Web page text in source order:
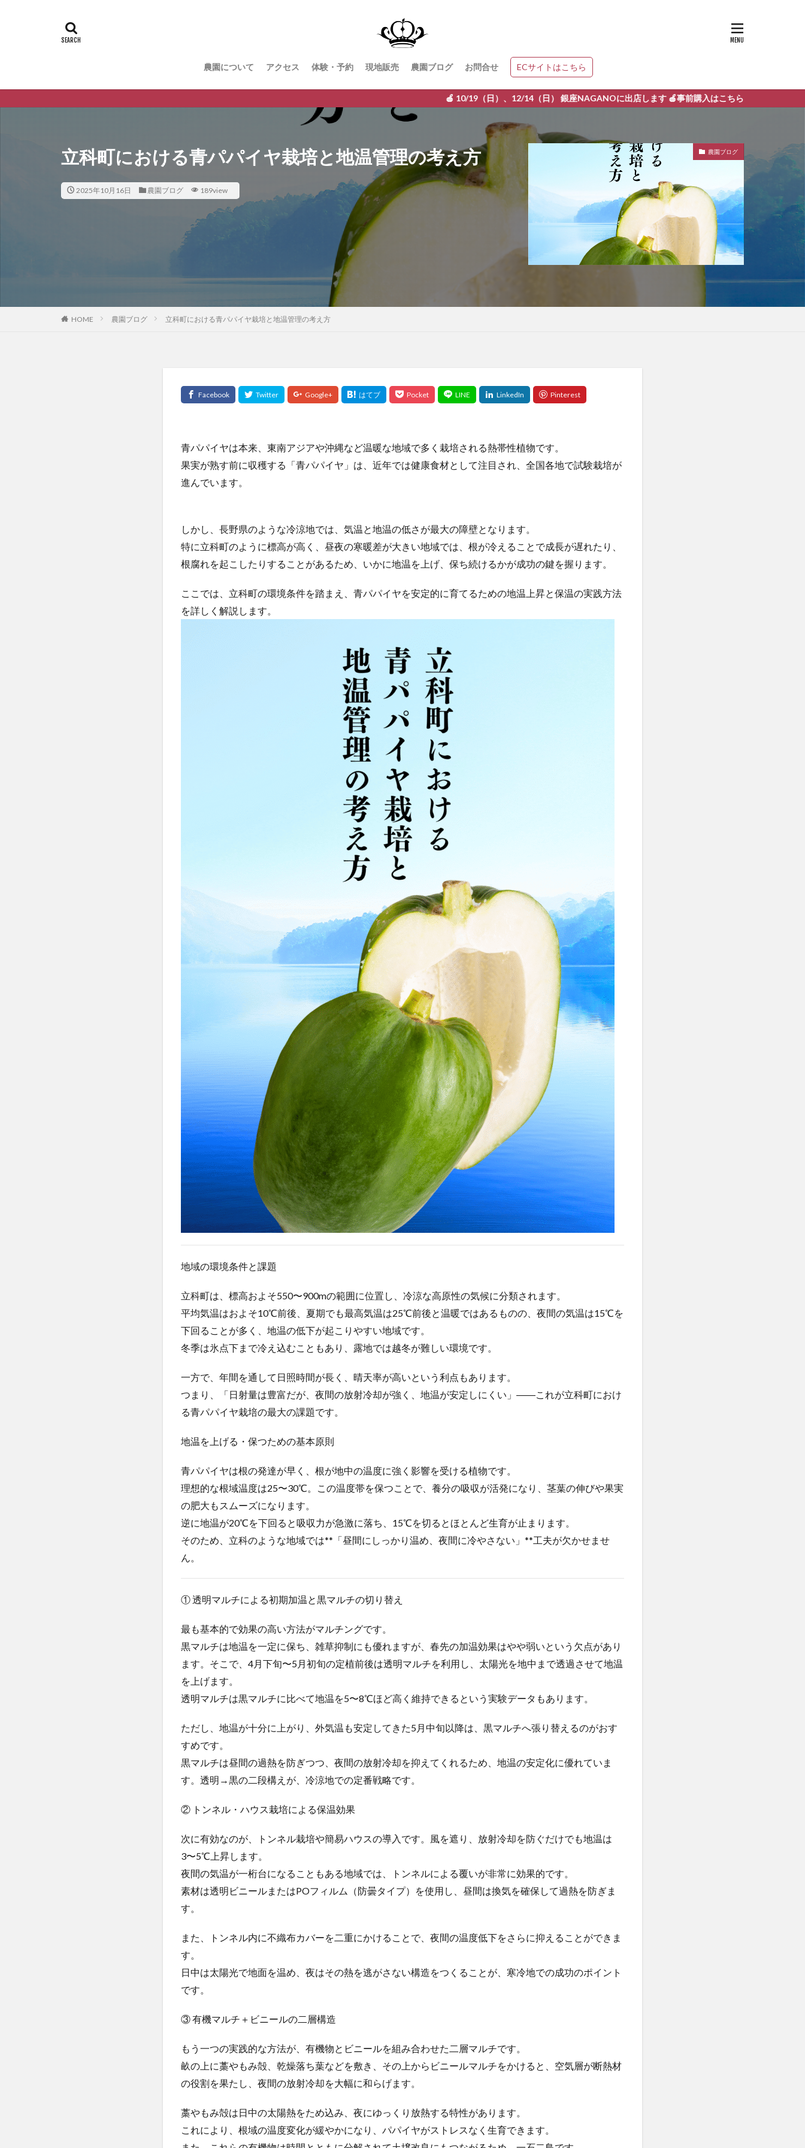
農園について アクセス 体験・予約 現地販売 農園ブログ お問合せ ECサイトはこちら
🍎 10/19（日）、12/14（日） 銀座NAGANOに出店します 🍎事前購入はこちら
立科町における青パパイヤ栽培と地温管理の考え方
2025年10月16日 農園ブログ 189view
農園ブログ
HOME 農園ブログ 立科町における青パパイヤ栽培と地温管理の考え方
青パパイヤは本来、東南アジアや沖縄など温暖な地域で多く栽培される熱帯性植物です。
果実が熟す前に収穫する「青パパイヤ」は、近年では健康食材として注目され、全国各地で試験栽培が
進んでいます。
しかし、長野県のような冷涼地では、気温と地温の低さが最大の障壁となります。
特に立科町のように標高が高く、昼夜の寒暖差が大きい地域では、根が冷えることで成長が遅れたり、
根腐れを起こしたりすることがあるため、いかに地温を上げ、保ち続けるかが成功の鍵を握ります。
ここでは、立科町の環境条件を踏まえ、青パパイヤを安定的に育てるための地温上昇と保温の実践方法
を詳しく解説します。
地域の環境条件と課題
立科町は、標高およそ550〜900mの範囲に位置し、冷涼な高原性の気候に分類されます。
平均気温はおよそ10℃前後、夏期でも最高気温は25℃前後と温暖ではあるものの、夜間の気温は15℃を
下回ることが多く、地温の低下が起こりやすい地域です。
冬季は氷点下まで冷え込むこともあり、露地では越冬が難しい環境です。
一方で、年間を通して日照時間が長く、晴天率が高いという利点もあります。
つまり、「日射量は豊富だが、夜間の放射冷却が強く、地温が安定しにくい」――これが立科町におけ
る青パパイヤ栽培の最大の課題です。
地温を上げる・保つための基本原則
青パパイヤは根の発達が早く、根が地中の温度に強く影響を受ける植物です。
理想的な根域温度は25〜30℃。この温度帯を保つことで、養分の吸収が活発になり、茎葉の伸びや果実
の肥大もスムーズになります。
逆に地温が20℃を下回ると吸収力が急激に落ち、15℃を切るとほとんど生育が止まります。
そのため、立科のような地域では**「昼間にしっかり温め、夜間に冷やさない」**工夫が欠かせませ
ん。
① 透明マルチによる初期加温と黒マルチの切り替え
最も基本的で効果の高い方法がマルチングです。
黒マルチは地温を一定に保ち、雑草抑制にも優れますが、春先の加温効果はやや弱いという欠点があり
ます。そこで、4月下旬〜5月初旬の定植前後は透明マルチを利用し、太陽光を地中まで透過させて地温
を上げます。
透明マルチは黒マルチに比べて地温を5〜8℃ほど高く維持できるという実験データもあります。
ただし、地温が十分に上がり、外気温も安定してきた5月中旬以降は、黒マルチへ張り替えるのがおす
すめです。
黒マルチは昼間の過熱を防ぎつつ、夜間の放射冷却を抑えてくれるため、地温の安定化に優れていま
す。透明→黒の二段構えが、冷涼地での定番戦略です。
② トンネル・ハウス栽培による保温効果
次に有効なのが、トンネル栽培や簡易ハウスの導入です。風を遮り、放射冷却を防ぐだけでも地温は
3〜5℃上昇します。
夜間の気温が一桁台になることもある地域では、トンネルによる覆いが非常に効果的です。
素材は透明ビニールまたはPOフィルム（防曇タイプ）を使用し、昼間は換気を確保して過熱を防ぎま
す。
また、トンネル内に不織布カバーを二重にかけることで、夜間の温度低下をさらに抑えることができま
す。
日中は太陽光で地面を温め、夜はその熱を逃がさない構造をつくることが、寒冷地での成功のポイント
です。
③ 有機マルチ＋ビニールの二層構造
もう一つの実践的な方法が、有機物とビニールを組み合わせた二層マルチです。
畝の上に藁やもみ殻、乾燥落ち葉などを敷き、その上からビニールマルチをかけると、空気層が断熱材
の役割を果たし、夜間の放射冷却を大幅に和らげます。
藁やもみ殻は日中の太陽熱をため込み、夜にゆっくり放熱する特性があります。
これにより、根域の温度変化が緩やかになり、パパイヤがストレスなく生育できます。